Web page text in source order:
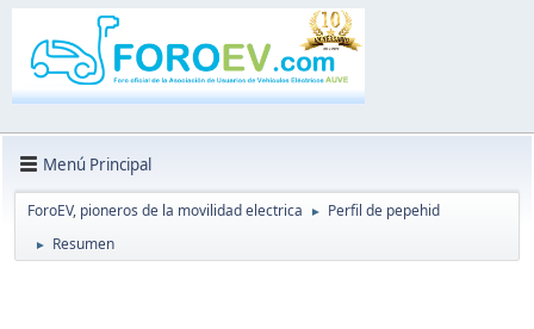
Menú Principal
ForoEV, pioneros de la movilidad electrica ► Perfil de pepehid
► Resumen